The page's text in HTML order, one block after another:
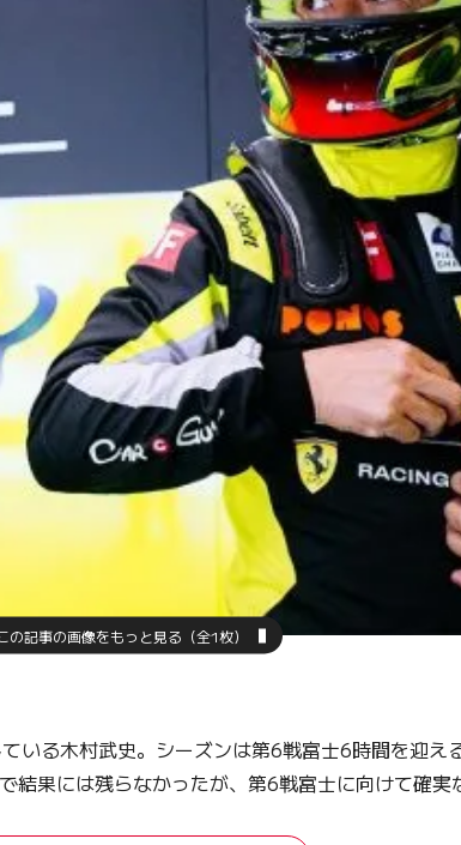
の記事の画像をもっと見る（全1枚）
る木村武史。シーズンは第6戦富士6時間を迎え
果には残らなかったが、第6戦富士に向けて確実